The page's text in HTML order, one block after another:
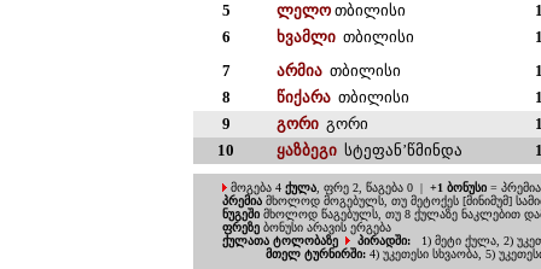
5
ლელო თბილისი
6
ხვამლი თბილისი
7
არმია თბილისი
8
წიქარა თბილისი
9
გორი გორი
10
ყაზბეგი სტეფან’წმინდა
მოგება 4 ქულა, ფრე 2, წაგება 0 | +1 ბონუსი =
პრემია მხოლოდ მოგებულს, თუ მეტოქეს [მინიმუმ]
ნუგეში მხოლოდ წაგებულს, თუ 8 ქულაზე ნაკლებით
ფრეზე ბონუსი არავის ერგება
ქულათა ტოლობაზე
პირადში:
1) მეტი ქულა, 2)
მთელ ტურნირში: 4) უკეთესი სხვაობა, 5)